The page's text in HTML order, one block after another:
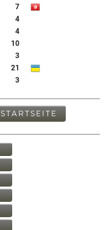
7
4
4
10
3
21
3
STARTSEITE